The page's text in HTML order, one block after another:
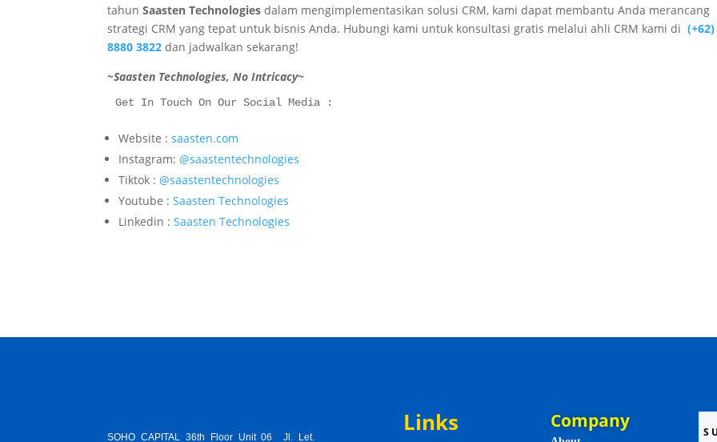
tahunSaasten Technologiesdalam mengimplementasikan solusi CRM, kami dapat membantu Anda merancang
strategi CRM yang tepat untuk bisnis Anda. Hubungi kami untuk konsultasi gratis melalui ahli CRM kami di
8880 3822 dan jadwalkan sekarang!
~Saasten Technologies, No Intricacy~
Get In Touch On Our Social Media :
Website :saasten.com
Instagram:@saastentechnologies
Tiktok :@saastentechnologies
Youtube :Saasten Technologies
Linkedin :Saasten Technologies
SOHO CAPITAL 36th Floor Unit 06 Jl. Let.
Links Company